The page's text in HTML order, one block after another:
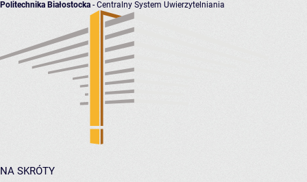
Politechnika Białostocka - Centralny System Uwierzytelniania
NA SKRÓTY